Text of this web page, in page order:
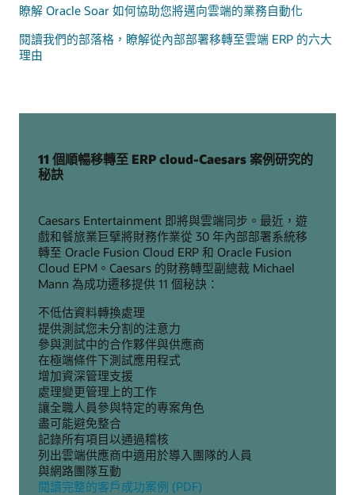
瞭解 Oracle Soar 如何協助您將邁向雲端的業務自動化
閱讀我們的部落格，瞭解從內部部署移轉至雲端 ERP 的六大
理由
11 個順暢移轉至 ERP cloud-Caesars 案例研究的
秘訣
Caesars Entertainment 即將與雲端同步。最近，遊
戲和餐旅業巨擘將財務作業從 30 年內部部署系統移
轉至 Oracle Fusion Cloud ERP 和 Oracle Fusion
Cloud EPM。Caesars 的財務轉型副總裁 Michael
Mann 為成功遷移提供 11 個秘訣：
不低估資料轉換處理
提供測試您未分割的注意力
參與測試中的合作夥伴與供應商
在極端條件下測試應用程式
增加資深管理支援
處理變更管理上的工作
讓全職人員參與特定的專案角色
盡可能避免整合
記錄所有項目以通過稽核
列出雲端供應商中適用於導入團隊的人員
與網路團隊互動
閱讀完整的客戶成功案例 (PDF)